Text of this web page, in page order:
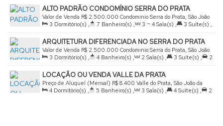
ALTO PADRÃO CONDOMÍNIO SERRA DO PRATA
R$ 2.500.000
Valor de Venda
Condominio Serra do Prata, São João
da Boa Vista, São Paulo, Brasil
3 Dormitório(s) , 7 Banheiro(s) , 3 ~ 4 Sala(s) , 3 Suíte(s) ,
Total: 387.00m² , 4 Vaga(s) , Útil: 355.00m²
ARQUITETURA DIFERENCIADA NO SERRA DO PRATA
R$ 2.500.000
Valor de Venda
Condominio Serra do Prata, São João
da Boa Vista, São Paulo, Brasil
3 Dormitório(s) , 4 Banheiro(s) , 2 Sala(s) , 3 Suíte(s) ,
2
Vaga(s) , Útil: 213.00m² , Terreno: 462.00m²
LOCAÇÃO OU VENDA VALLE DA PRATA
R$ 8.400
Preço de Aluguel (Mensal)
Valle do Prata, São João da
Boa Vista, São Paulo, Brasil
4 Dormitório(s) , 5 Banheiro(s) , 3 Sala(s) , 4 Suíte(s) ,
2